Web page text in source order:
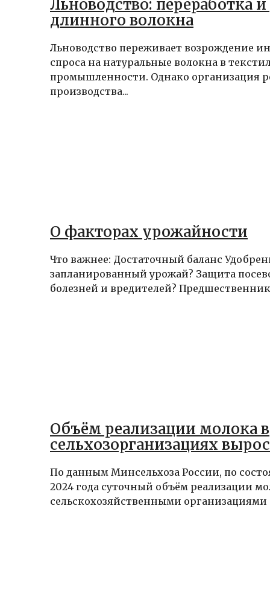
Льноводство: переработка
длинного волокна
Льноводство переживает возрождение
спроса на натуральные волокна в
промышленности. Однако организация
производства...
О факторах урожайности
Что важнее: Достаточный баланс
запланированный урожай? Защита
болезней и вредителей?
Объём реализации молока в
сельхозорганизациях
По данным Минсельхоза России, по
2024 года суточный объём реализации
сельскохозяйственными организациями